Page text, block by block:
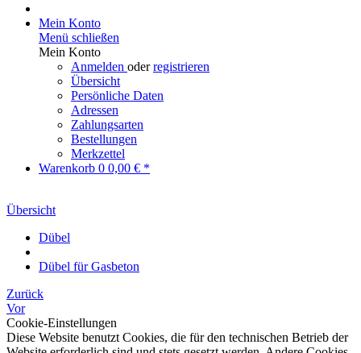
Mein Konto
Menü schließen
Mein Konto
Anmelden oderregistrieren
Übersicht
Persönliche Daten
Adressen
Zahlungsarten
Bestellungen
Merkzettel
Warenkorb 0 0,00 € *
Übersicht
Dübel
Dübel für Gasbeton
Zurück
Vor
Cookie-Einstellungen
Diese Website benutzt Cookies, die für den technischen Betrieb der